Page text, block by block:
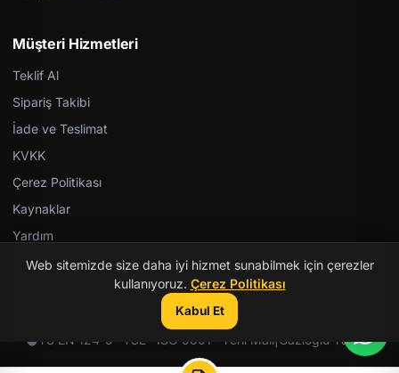
Müşteri Hizmetleri
Teklif Al
Sipariş Takibi
İade ve Teslimat
KVKK
Çerez Politikası
Kaynaklar
Yardım
© 2026 Kent Teknik Kimya. Tüm hakları saklıdır.
TS EN 124-5 · TSE · ISO 9001 · Yerli Malı|Gazioğlu Yazılım
Web sitemizde size daha iyi hizmet sunabilmek için çerezler
kullanıyoruz. Çerez Politikası
Kabul Et